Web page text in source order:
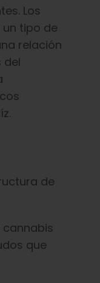
Los
tipo de
relación
del
de